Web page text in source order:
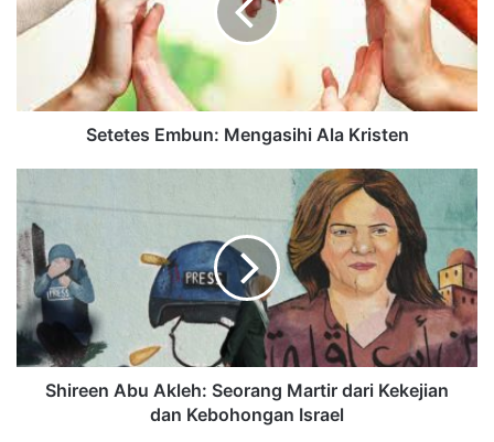
Setetes Embun: Mengasihi Ala Kristen
Shireen Abu Akleh: Seorang Martir dari Kekejian
dan Kebohongan Israel